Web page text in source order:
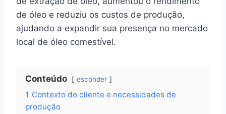
de óleo e reduziu os custos de produção,
ajudando a expandir sua presença no mercado
local de óleo comestível.
Conteúdo esconder
1 Contexto do cliente e necessidades de
produção